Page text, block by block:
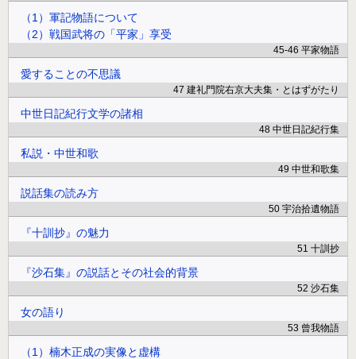
（1）軍記物語について
（2）戦国武将の「平家」享受
45-46 平家物語
愛することの不思議
47 建礼門院右京大夫集・とはずがたり
中世日記紀行文学の諸相
48 中世日記紀行集
私説・中世和歌
49 中世和歌集
説話集の読み方
50 宇治拾遺物語
『十訓抄』の魅力
51 十訓抄
『沙石集』の説話とその社会的背景
52 沙石集
女の語り
53 曾我物語
（1）楠木正成の実像と虚構